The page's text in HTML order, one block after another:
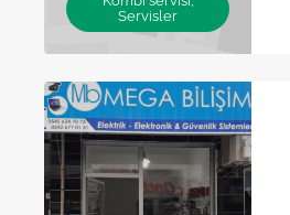
Servisler